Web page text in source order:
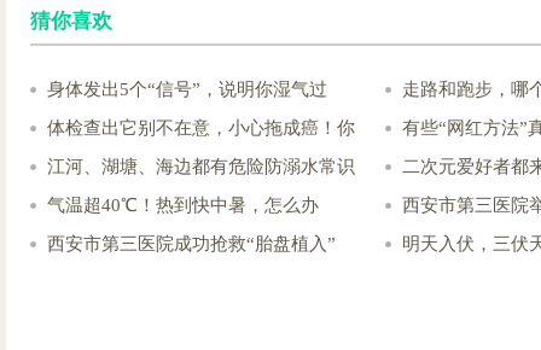
猜你喜欢
身体发出5个“信号”，说明你湿气过
走路和跑步，哪
体检查出它别不在意，小心拖成癌！你
有些“网红方法”
江河、湖塘、海边都有危险防溺水常识
二次元爱好者都
气温超40℃！热到快中暑，怎么办
西安市第三医院
西安市第三医院成功抢救“胎盘植入”
明天入伏，三伏